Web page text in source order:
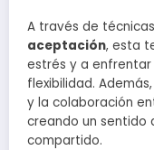
A través de
aceptación, esta
estrés y a
flexibilidad.
y la colaboración
creando un sentido
compartido.